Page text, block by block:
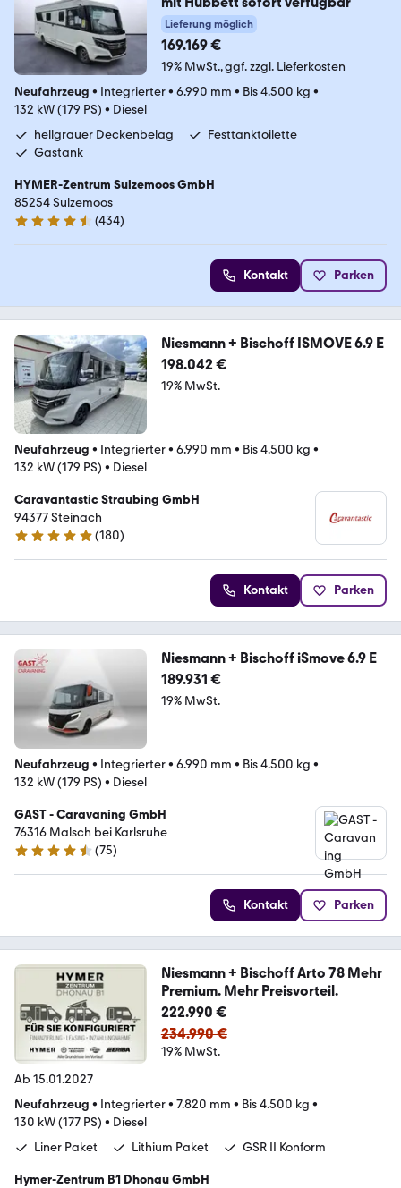
Lieferung möglich
169.169 €
19% MwSt. ggf. zzgl. Lieferkosten
Neufahrzeug • Integrierter• 6.990 mm • Bis 4.500 kg •
132 kW (179 PS) • Diesel
hellgrauer Deckenbelag
Festtanktoilette
Gastank
HYMER-Zentrum Sulzemoos GmbH
85254 Sulzemoos
4.7 Sterne
(434)
Kontakt Parken
Niesmann + Bischoff ISMOVE 6.9 E
198.042 €
19% MwSt.
Neufahrzeug • Integrierter• 6.990 mm • Bis 4.500 kg •
132 kW (179 PS) • Diesel
Caravantastic Straubing GmbH
94377 Steinach
4.8 Sterne
(180)
Kontakt Parken
Niesmann + Bischoff iSmove 6.9 E
189.931 €
19% MwSt.
Neufahrzeug • Integrierter• 6.990 mm • Bis 4.500 kg •
132 kW (179 PS) • Diesel
GAST - Caravaning GmbH
76316 Malsch bei Karlsruhe
4.3 Sterne
(75)
Kontakt Parken
Niesmann + Bischoff Arto 78 Mehr
Premium. Mehr Preisvorteil.
222.990 €
234.990 €
19% MwSt.
Ab 15.01.2027
Neufahrzeug • Integrierter• 7.820 mm • Bis 4.500 kg •
130 kW (177 PS) • Diesel
Liner Paket
Lithium Paket GSR II Konform
Hymer-Zentrum B1 Dhonau GmbH